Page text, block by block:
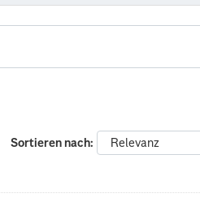
Sortieren nach